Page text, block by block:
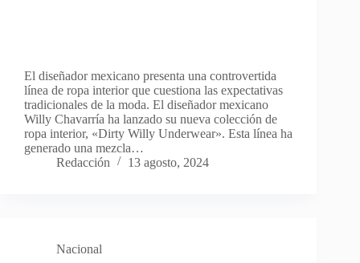
El diseñador mexicano presenta una controvertida
línea de ropa interior que cuestiona las expectativas
tradicionales de la moda. El diseñador mexicano
Willy Chavarría ha lanzado su nueva colección de
ropa interior, «Dirty Willy Underwear». Esta línea ha
generado una mezcla…
Redacción
13 agosto, 2024
Nacional